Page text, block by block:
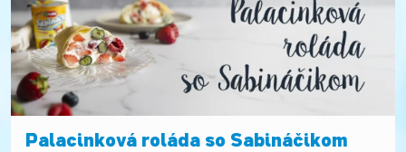
Palacinková roláda so Sabináčikom